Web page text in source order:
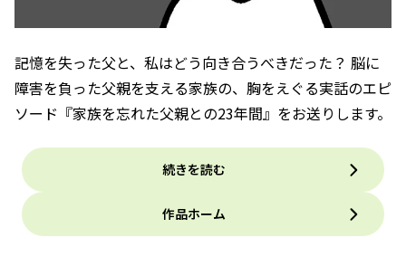
記憶を失った父と、私はどう向き合うべきだった？ 脳に
障害を負った父親を支える家族の、胸をえぐる実話のエピ
ソード『家族を忘れた父親との23年間』をお送りします。
続きを読む
作品ホーム